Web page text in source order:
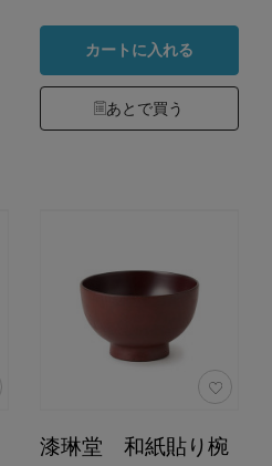
カートに入れる
あとで買う
漆琳堂 和紙貼り椀